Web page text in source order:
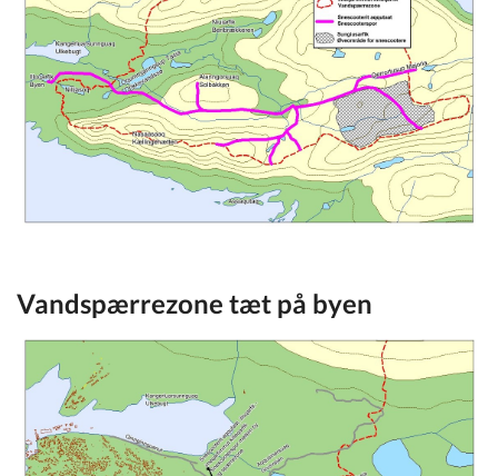
Vandspærrezone tæt på byen